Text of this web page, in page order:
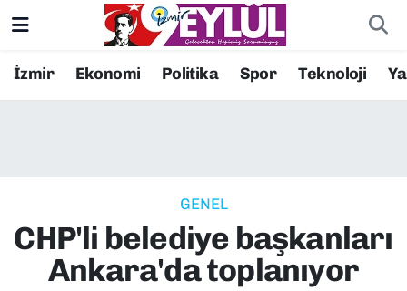
İzmir Ekonomi Politika Spor Teknoloji
GENEL
CHP'li belediye başkanları
Ankara'da toplanıyor
Resmi İlanlar
EKONOMİ
Konak Nöbetçi Eczaneler
Süper Lig Puan Durumu ve Fikstür
Tüm Manşetler